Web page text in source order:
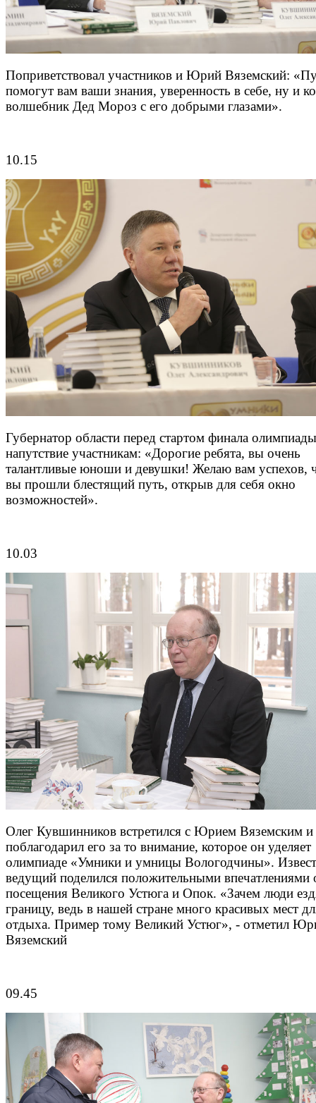
Поприветствовал участников и Юрий Вяземский:
помогут вам ваши знания, уверенность в себе, ну и
волшебник Дед Мороз с его добрыми глазами».
10.15
Губернатор области перед стартом финала
напутствие участникам: «Дорогие ребята, вы очень
талантливые юноши и девушки! Желаю вам успехов,
вы прошли блестящий путь, открыв для себя окно
возможностей».
10.03
Олег Кувшинников встретился с Юрием Вяземским и
поблагодарил его за то внимание, которое он уделяет
олимпиаде «Умники и умницы Вологодчины».
ведущий поделился положительными впечатлениями
посещения Великого Устюга и Опок. «Зачем люди
границу, ведь в нашей стране много красивых мест
отдыха. Пример тому Великий Устюг», - отметил
Вяземский
09.45